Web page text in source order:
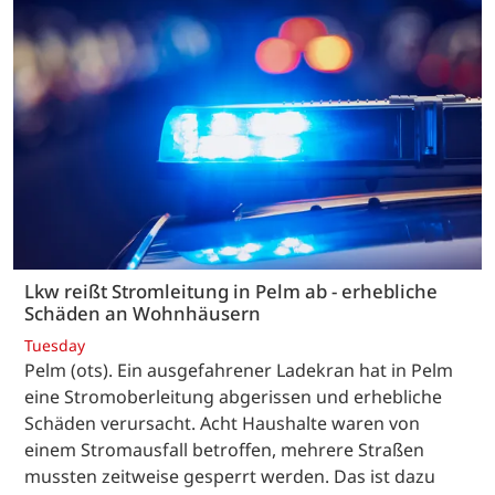
Lkw reißt Stromleitung in Pelm ab - erhebliche
Schäden an Wohnhäusern
Tuesday
Pelm (ots). Ein ausgefahrener Ladekran hat in Pelm
eine Stromoberleitung abgerissen und erhebliche
Schäden verursacht. Acht Haushalte waren von
einem Stromausfall betroffen, mehrere Straßen
mussten zeitweise gesperrt werden. Das ist dazu